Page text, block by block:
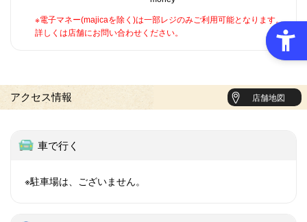
※電子マネー(majicaを除く)は一部レジのみご利用可能となります。
詳しくは店舗にお問い合わせください。
アクセス情報 店舗地図
車で行く
※駐車場は、ございません。